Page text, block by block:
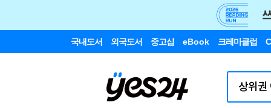
국내도서 외국도서 중고샵 eBook 크레마클럽